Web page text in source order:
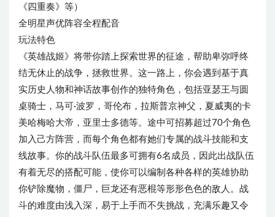
《四重奏》等）
全明星声优阵容全程配音
玩法特色
《英雄战姬》将带你踏上探索世界的征途，帮助卑弥呼终
结无休止的战争，拯救世界。这一路上，你会遇到基于真
实历史人物和神话故事创作的独特角色，包括亚瑟王与圆
桌骑士，马可·波罗，哥伦布，拉斯普京神父，夏威夷的卡
美哈梅哈大帝，亚里士多德等。途中可招募超过70个角色
加入己方阵营，而每个角色都有她们专属的战斗技能和支
线故事。你的战斗队伍最多可拥有6名成员，因此出战队伍
有着无尽的搭配可能，使你可以编制各种各样的英雄协助
你铲除魔物，僵尸，巨龙还有恶棍等形形色色的敌人。战
斗的难度由浅入深，易于上手而不失挑战，充满乐趣又令